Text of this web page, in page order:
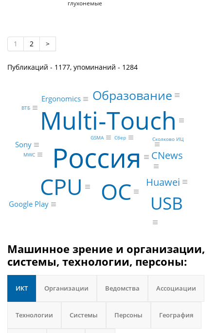
глухонемые
1 2 >
Публикаций - 1177, упоминаний - 1284
Россия
Multi‑Touch
CPU ОС USB
Образование
Huawei
CNews
Sony
Ergonomics
Google Play
Сбер
GSMA Сколково ИЦ
MWC
ВТБ
Машинное зрение и организации,
системы, технологии, персоны:
ИКТ Организации Ведомства Ассоциации
Технологии Системы Персоны География